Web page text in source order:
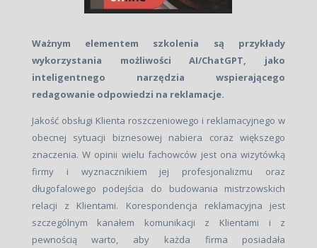
Ważnym elementem szkolenia są przykłady
wykorzystania możliwości AI/ChatGPT, jako
inteligentnego narzędzia wspierającego
redagowanie odpowiedzi na reklamacje.
Jakość obsługi Klienta roszczeniowego i reklamacyjnego w
obecnej sytuacji biznesowej nabiera coraz większego
znaczenia. W opinii wielu fachowców jest ona wizytówką
firmy i wyznacznikiem jej profesjonalizmu oraz
długofalowego podejścia do budowania mistrzowskich
relacji z Klientami. Korespondencja reklamacyjna jest
szczególnym kanałem komunikacji z Klientami i z
pewnością warto, aby każda firma posiadała